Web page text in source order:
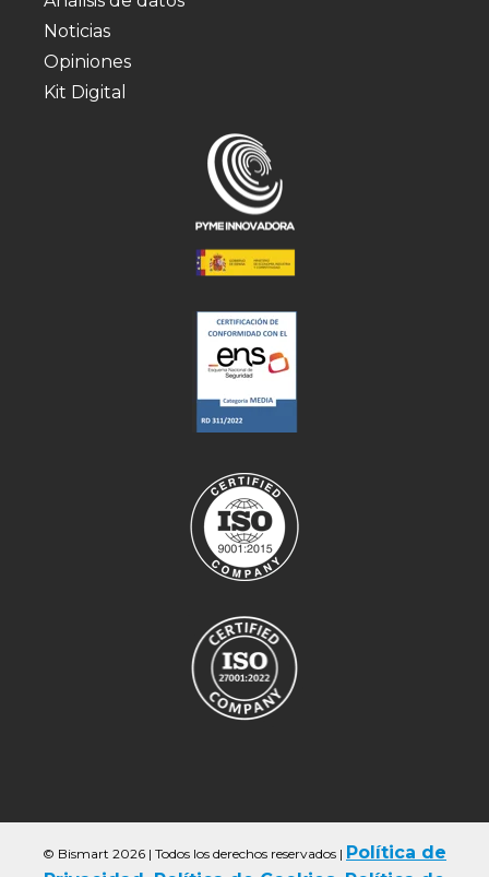
Noticias
Opiniones
Kit Digital
© Bismart 2026 | Todos los derechos reservados | Política de